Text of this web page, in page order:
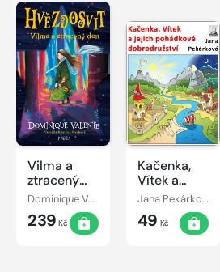
Vilma a
ztracený
den
Dominique Valente
239 Kč
Kačenka,
Vítek a
jejich
pohádkové
dobrodružství
Jana Pekárková
49 Kč